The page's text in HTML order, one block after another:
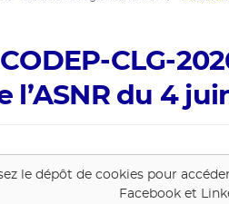
CLG-
l’ASNR du 4
le dépôt de cookies pour
Facebook et